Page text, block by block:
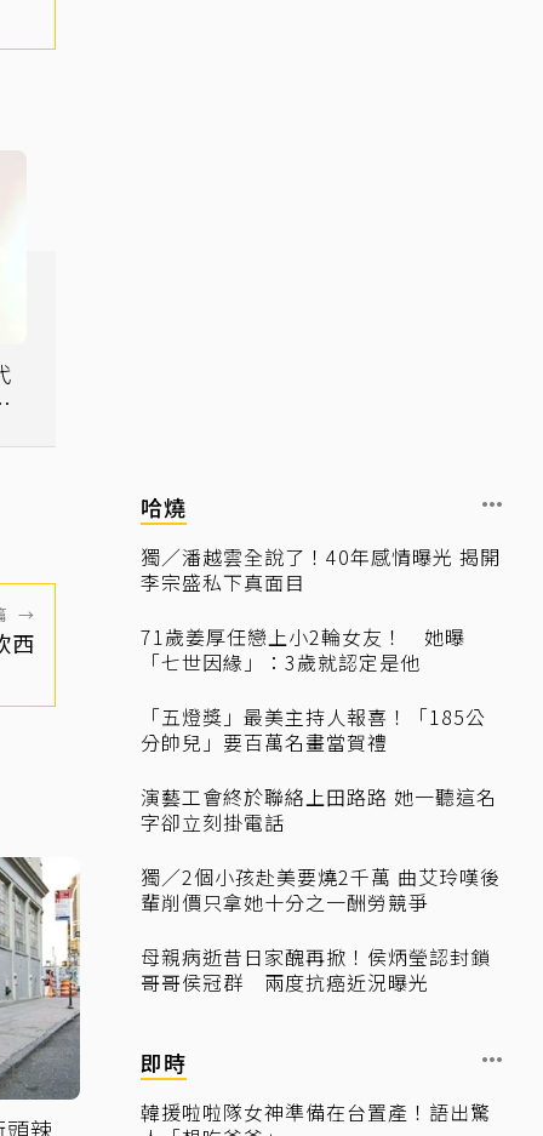
→
西
辣
哈燒
獨／潘越雲全說了！40年感情曝光 揭開
李宗盛私下真面目
71歲姜厚任戀上小2輪女友！ 她曝
「七世因緣」：3歲就認定是他
「五燈獎」最美主持人報喜！「185公
分帥兒」要百萬名畫當賀禮
演藝工會終於聯絡上田路路 她一聽這名
字卻立刻掛電話
獨／2個小孩赴美要燒2千萬 曲艾玲嘆後
輩削價只拿她十分之一酬勞競爭
母親病逝昔日家醜再掀！侯炳瑩認封鎖
哥哥侯冠群 兩度抗癌近況曝光
即時
韓援啦啦隊女神準備在台置產！語出驚